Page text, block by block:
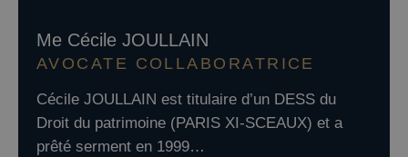
Me Cécile JOULLAIN
AVOCATE COLLABORATRICE
Cécile JOULLAIN est titulaire d’un DESS du
Droit du patrimoine (PARIS XI-SCEAUX) et a
prêté serment en 1999…